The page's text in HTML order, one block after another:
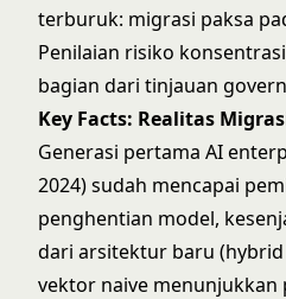
terburuk: migrasi paksa
Penilaian risiko
bagian dari tinjauan
Key Facts: Realitas
Generasi pertama AI
2024) sudah mencapai
penghentian model,
dari arsitektur baru (hybrid
vektor naive menunjukkan